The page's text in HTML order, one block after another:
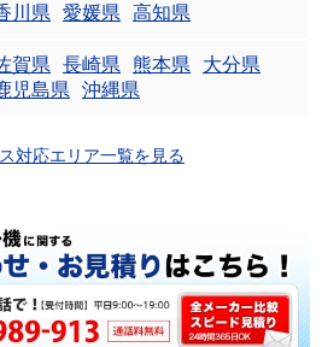
川県 愛媛県 高知県
賀県 長崎県 熊本県
大分県
児島県 沖縄県
対応エリア一覧を見る